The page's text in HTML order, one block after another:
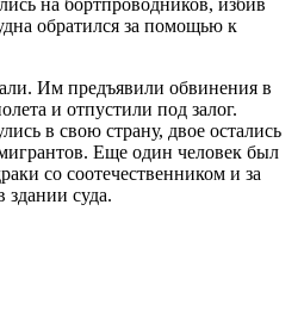
обратился за помощью к
Им предъявили обвинения в
и отпустили под залог.
в свою страну, двое остались
Еще один человек был
со соотечественником и за
здании суда.